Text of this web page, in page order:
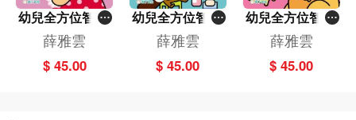
幼兒全方位智能
開發:英文篇 Le
t's Learn ABC
大楷字母 (3-4歲)
薛雅雲
$ 45.00
幼兒全方位智能
開發:常識篇 衞
生習慣 (3-4歲)
薛雅雲
$ 45.00
幼兒全方位智能
開發:英文篇 Dail
y Conversation
日常英語會話 (4
薛雅雲
$ 45.00